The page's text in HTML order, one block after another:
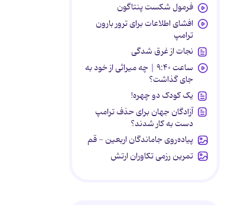
فرمول شکست پنتاگون
افشای اطلاعات برای ترور بارون
ترامپ
نجات از غرق شدگی
ساعت ۹:۴۰ | چه میراثی از خود به
جای گذاشت؟
یک کودک دو چهره!
آزادگان جهان برای حذف ترامپ
دست به کار شدند؟
پیاده‌روی جاماندگان اربعین - قم
تمرین رزمی تکاوران ارتش